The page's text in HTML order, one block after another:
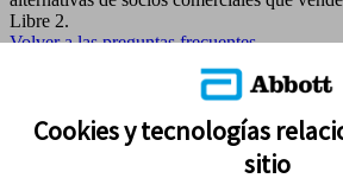
Libre 2.
Volver a las preguntas frecuentes
Cookies y tecnologías
sitio